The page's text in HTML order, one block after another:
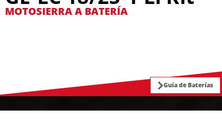
MOTOSIERRA A BATERÍA
Guía de Baterías